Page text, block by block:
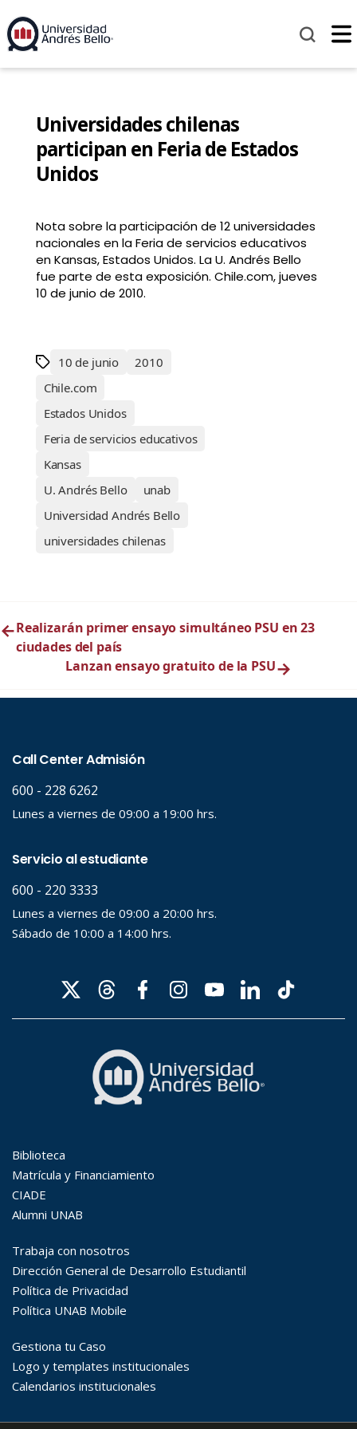
Universidades chilenas
participan en Feria de Estados
Unidos
Nota sobre la participación de 12 universidades
nacionales en la Feria de servicios educativos
en Kansas, Estados Unidos. La U. Andrés Bello
fue parte de esta exposición. Chile.com, jueves
10 de junio de 2010.
10 de junio
2010
Chile.com
Estados Unidos
Feria de servicios educativos
Kansas
U. Andrés Bello
unab
Universidad Andrés Bello
universidades chilenas
←Realizarán primer ensayo simultáneo PSU en 23
ciudades del país
Lanzan ensayo gratuito de la PSU→